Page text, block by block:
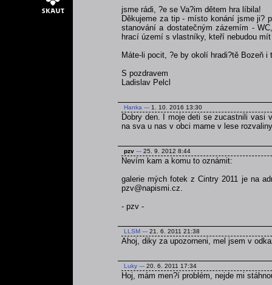
jsme rádi, ?e se Va?im dětem hra líbila!
Děkujeme za tip - místo konání jsme ji?
stanování a dostatečným zázemím -
hrací území s vlastníky, kteří nebudou
Máte-li pocit, ?e by okolí hradi?tě Bozeň
S pozdravem
Ladislav Pelcl
Hanka --- 1. 10. 2016 13:30
Dobry den. I moje deti se zucastnili vasi
na sva u nas v obci mame v lese
pzv --- 25. 9. 2012 8:44
Nevím kam a komu to oznámit:
galerie mých fotek z Cintry 2011 je na
pzv@napismi.cz.
- pzv -
LLSM --- 21. 6. 2011 21:38
Ahoj, diky za upozorneni, mel jsem v
Luky --- 20. 6. 2011 17:34
Hoj, mám men?í problém, nejde mi